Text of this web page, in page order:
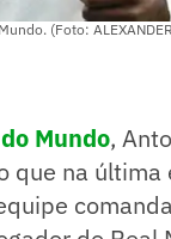
(Foto:
Mundo,
que na